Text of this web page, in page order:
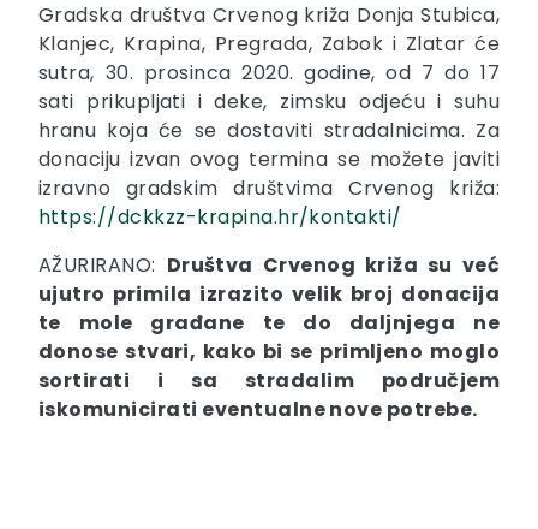
Gradska društva Crvenog križa Donja Stubica,
Klanjec, Krapina, Pregrada, Zabok i Zlatar će
sutra, 30. prosinca 2020. godine, od 7 do 17
sati prikupljati i deke, zimsku odjeću i suhu
hranu koja će se dostaviti stradalnicima. Za
donaciju izvan ovog termina se možete javiti
izravno gradskim društvima Crvenog križa:
https://dckkzz-krapina.hr/kontakti/
AŽURIRANO: Društva Crvenog križa su već
ujutro primila izrazito velik broj donacija
te mole građane te do daljnjega ne
donose stvari, kako bi se primljeno moglo
sortirati i sa stradalim područjem
iskomunicirati eventualne nove potrebe.